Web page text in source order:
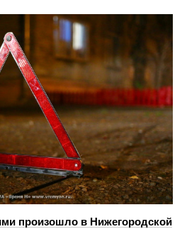
произошло в Нижегородской